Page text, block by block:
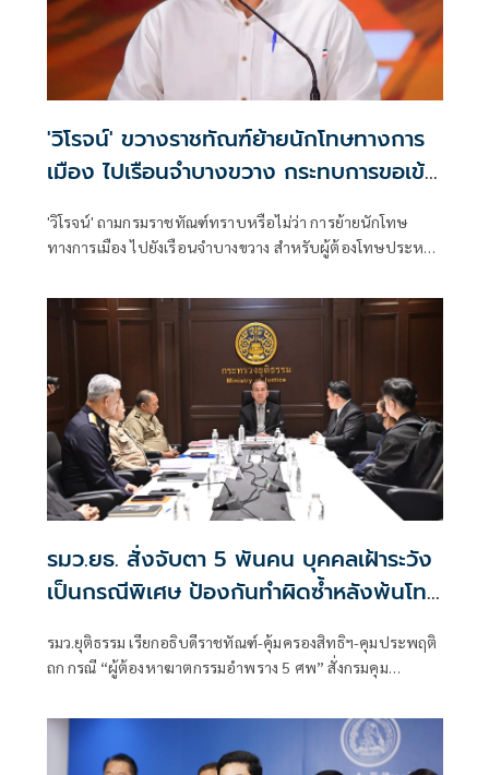
'วิโรจน์' ขวางราชทัณฑ์ย้ายนักโทษทางการ
เมือง ไปเรือนจำบางขวาง กระทบการขอเข้า
'วิโรจน์' ถามกรมราชทัณฑ์ทราบหรือไม่ว่า การย้ายนักโทษ
ทางการเมือง ไปยังเรือนจำบางขวาง สำหรับผู้ต้องโทษประหาร
ร่วมเป็นสมาชิก OECD ของประเทศไทย กสม.ก็เตือนแล้วว่าจะ
เข้าข่ายละเมิดสิทธิมนุษยชน
รมว.ยธ. สั่งจับตา 5 พันคน บุคคลเฝ้าระวัง
เป็นกรณีพิเศษ ป้องกันทำผิดซ้ำหลังพ้นโทษ
รมว.ยุติธรรม เรียกอธิบดีราชทัณฑ์-คุ้มครองสิทธิฯ-คุมประพฤติ
ถก กรณี “ผู้ต้องหาฆาตกรรมอำพราง 5 ศพ” สั่งกรมคุม
ระดับมาตรการความปลอดภัยในระดับพื้นที่